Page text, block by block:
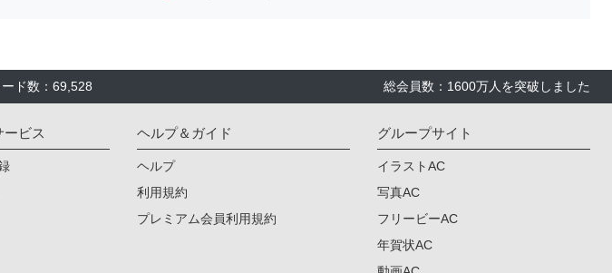
ド数：69,528 総会員数：1600万人を突破しました
ービス ヘルプ＆ガイド
ヘルプ
利用規約
プレミアム会員利用規約
グループサイト
イラストAC
写真AC
フリービーAC
年賀状AC